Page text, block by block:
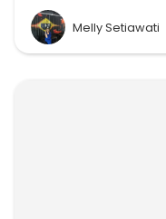
Melly Setiawati